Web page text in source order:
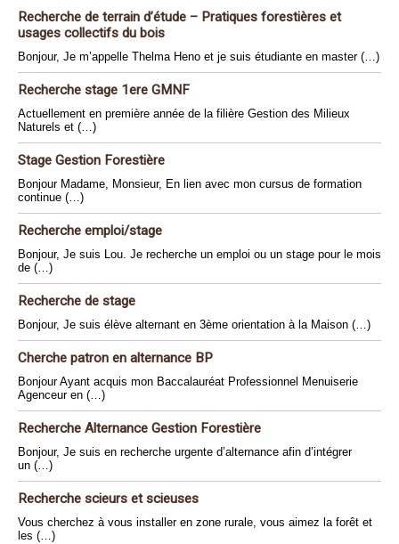
Recherche de terrain d’étude – Pratiques forestières et
usages collectifs du bois
Bonjour, Je m’appelle Thelma Heno et je suis étudiante en master (…)
Recherche stage 1ere GMNF
Actuellement en première année de la filière Gestion des Milieux
Naturels et (…)
Stage Gestion Forestière
Bonjour Madame, Monsieur, En lien avec mon cursus de formation
continue (…)
Recherche emploi/stage
Bonjour, Je suis Lou. Je recherche un emploi ou un stage pour le mois
de (…)
Recherche de stage
Bonjour, Je suis élève alternant en 3ème orientation à la Maison (…)
Cherche patron en alternance BP
Bonjour Ayant acquis mon Baccalauréat Professionnel Menuiserie
Agenceur en (…)
Recherche Alternance Gestion Forestière
Bonjour, Je suis en recherche urgente d’alternance afin d’intégrer
un (…)
Recherche scieurs et scieuses
Vous cherchez à vous installer en zone rurale, vous aimez la forêt et
les (…)